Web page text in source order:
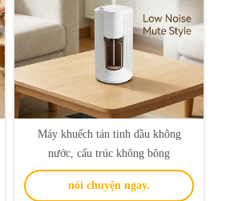
Máy khuếch tán tinh dầu không
nước, cấu trúc không bông
nói chuyện ngay.